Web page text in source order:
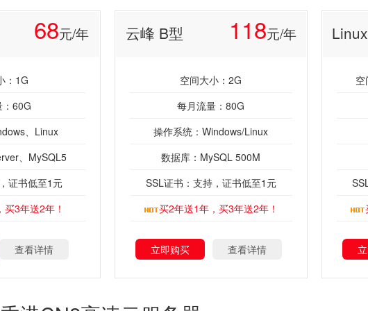
68元/年
：1G
60G
、Linux
、MySQL5
证书低至1元
3年送2年！
查看详情
云峰 B型 118元/年
空间大小：2G
每月流量：80G
操作系统：Windows/Linux
数据库：MySQL 500M
SSL证书：支持，证书低至1元
买2年送1年，买3年送2年！
立即购买 查看详情